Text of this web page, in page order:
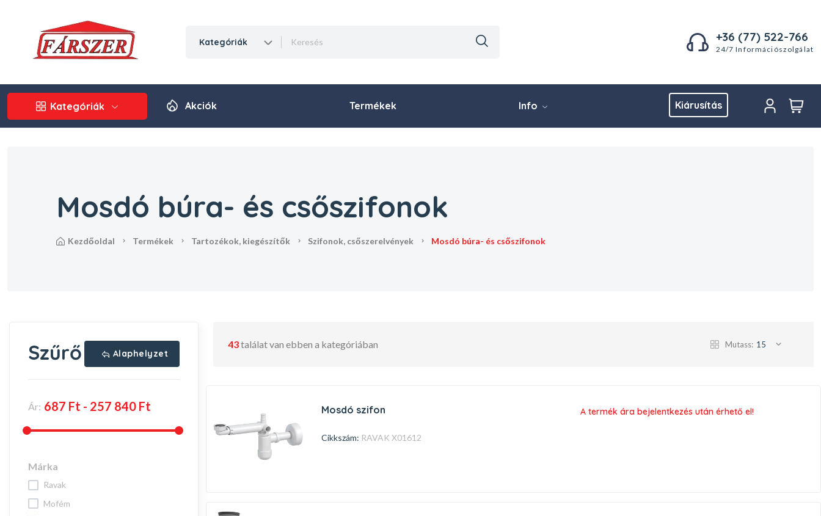
kategóriák +36 (77) 522-766
24/7 Információszolgálat
Kategóriák Akciók Termékek Info Kiárusítás
Mosdó búra- és csőszifonok
kezdőoldal termékek tartozékok, kiegészítők szifonok, csőszerelvények mosdó búra- és csőszifonok
43találat van ebben a kategóriában Mutass: 15
mosdó szifon
Cikkszám: RAVAK X01612
A termék ára bejelentkezés után érhető el!
Szűrő Alaphelyzet
Ár:
Márka
ravak
mofém